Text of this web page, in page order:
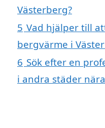
Västerberg?
5 Vad hjälper till
bergvärme i
6 Sök efter en
i andra städer